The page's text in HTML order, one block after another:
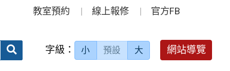
教室預約 線上報修 官方FB
送出 字級： 小 預設 大 網站導覽